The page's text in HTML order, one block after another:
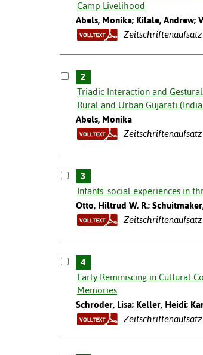
Camp Livelihood
Abels, Monika; Kilale, Andrew;
Zeitschriftenaufsatz
2
Triadic Interaction and
Rural and Urban Gujarati
Abels, Monika
Zeitschriftenaufsatz
3
Infants' social experiences in
Otto, Hiltrud W. R.;
Zeitschriftenaufsatz
4
Early Reminiscing in Cultural
Memories
Schroder, Lisa; Keller, Heidi;
Zeitschriftenaufsatz